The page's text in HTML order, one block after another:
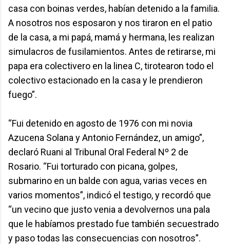
casa con boinas verdes, habían detenido a la familia.
A nosotros nos esposaron y nos tiraron en el patio
de la casa, a mi papá, mamá y hermana, les realizan
simulacros de fusilamientos. Antes de retirarse, mi
papa era colectivero en la linea C, tirotearon todo el
colectivo estacionado en la casa y le prendieron
fuego”.
“Fui detenido en agosto de 1976 con mi novia
Azucena Solana y Antonio Fernández, un amigo”,
declaró Ruani al Tribunal Oral Federal Nº 2 de
Rosario. “Fui torturado con picana, golpes,
submarino en un balde con agua, varias veces en
varios momentos”, indicó el testigo, y recordó que
“un vecino que justo venia a devolvernos una pala
que le habíamos prestado fue también secuestrado
y paso todas las consecuencias con nosotros”.